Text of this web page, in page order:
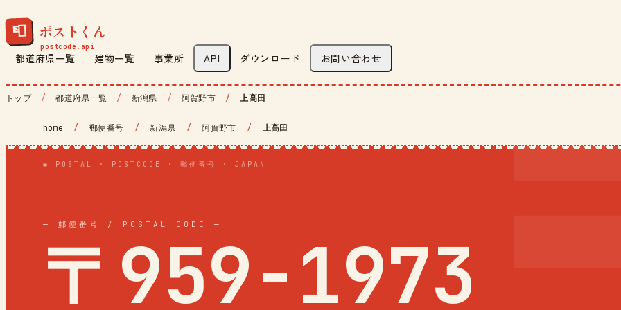
📮 ポストくん
都道府県一覧 建物一覧 事業所 API ダウンロード お問い合わせ
トップ 都道府県一覧 新潟県 阿賀野市 上高田
home / 郵便番号 / 新潟県 / 阿賀野市 / 上高田
◉ POSTAL · POSTCODE · 郵便番号 · JAPAN
— 郵便番号 / POSTAL CODE —
〒959-1973